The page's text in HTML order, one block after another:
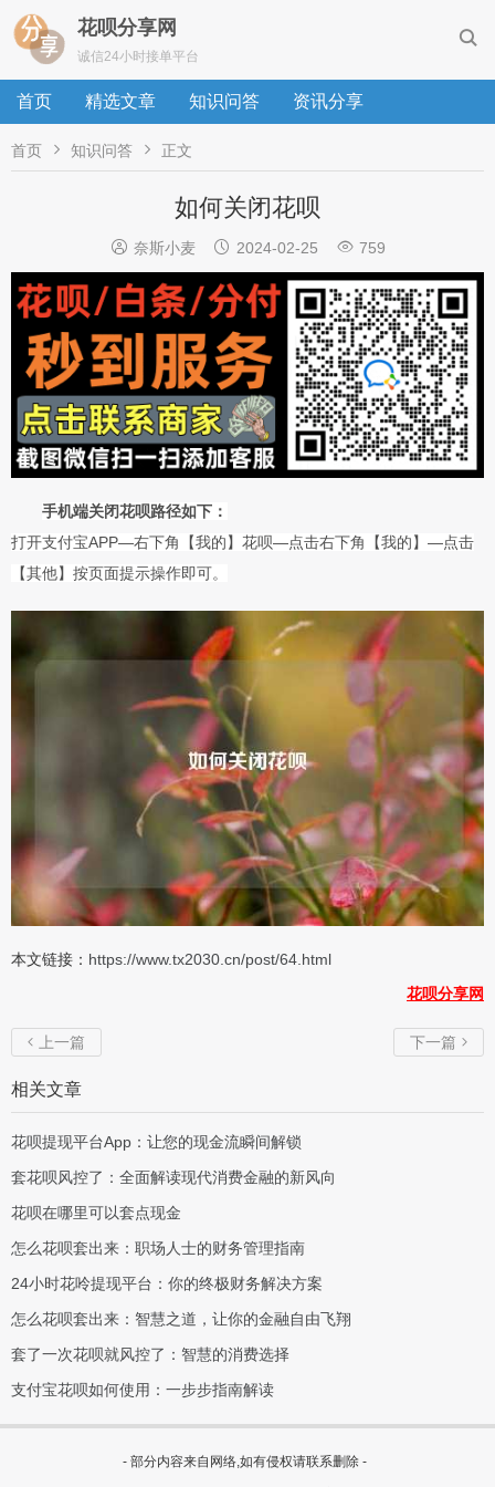

花呗分享网
诚信24小时接单平台
首页 精选文章 知识问答 资讯分享
首页  知识问答  正文
如何关闭花呗
 奈斯小麦  2024-02-25  759
手机端关闭花呗路径如下：
打开支付宝APP—右下角【我的】花呗—点击右下角【我的】—点击
【其他】按页面提示操作即可。
本文链接： https://www.tx2030.cn/post/64.html
花呗分享网
 上一篇 下一篇 
相关文章
花呗提现平台App：让您的现金流瞬间解锁
套花呗风控了：全面解读现代消费金融的新风向
花呗在哪里可以套点现金
怎么花呗套出来：职场人士的财务管理指南
24小时花呤提现平台：你的终极财务解决方案
怎么花呗套出来：智慧之道，让你的金融自由飞翔
套了一次花呗就风控了：智慧的消费选择
支付宝花呗如何使用：一步步指南解读
- 部分内容来自网络,如有侵权请联系删除 -